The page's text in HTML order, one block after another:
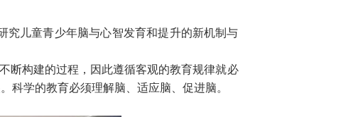
究儿童青少年脑与心智发育和提升的新机制与
断构建的过程，因此遵循客观的教育规律就必
科学的教育必须理解脑、适应脑、促进脑。